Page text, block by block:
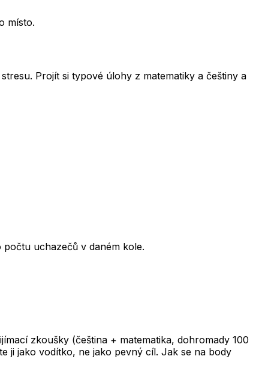
místo.
Projít si typové úlohy z matematiky a češtiny a
uchazečů v daném kole.
zkoušky (čeština + matematika, dohromady 100
ji jako vodítko, ne jako pevný cíl. Jak se na body